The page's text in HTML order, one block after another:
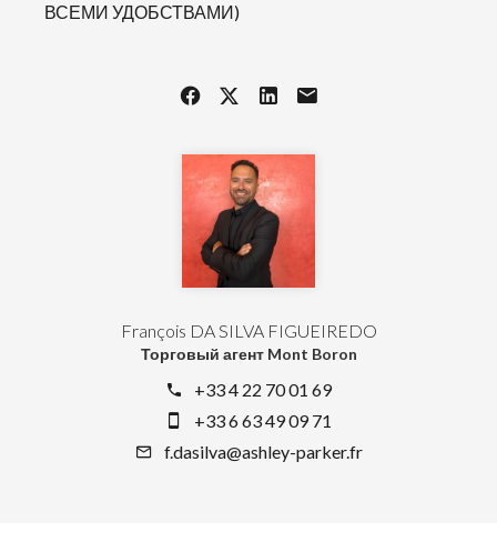
François DA SILVA FIGUEIREDO
Торговый агент Mont Boron
+33 4 22 70 01 69
+33 6 63 49 09 71
f.dasilva@ashley-parker.fr
ВСЕМИ УДОБСТВАМИ)